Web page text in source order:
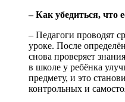
– Как убедиться, что
– Педагоги проводят
уроке. После
снова проверяет
в школе у ребёнка
предмету, и это
контрольных и